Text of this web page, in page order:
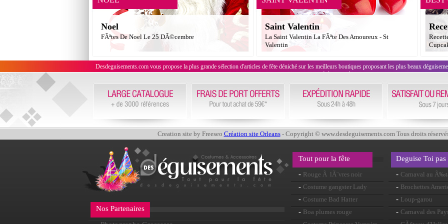
Noel
FÃªtes De Noel Le 25 DÃ©cembre
Saint Valentin
La Saint Valentin La FÃªte Des Amoureux - St
Valentin
Desdeguisements.com vous propose la plus grande sélection d'articles de fête déniché sur les meilleurs boutiques proposant les plus beaux
évènement !
Creation site by Freeseo Création site Orleans- Copyright © www.desdeguisements.com Tous droits
Nos Partenaires
Tout pour la fête
- Rouge Ã lÃ¨vres noir
- Costume gangster Lady
- Costume Bad Hatter
- Boa plumes rouge
Deguise Toi pas
- Carnaval au
- Brochettes
- Loup-garou
- Carnaval des